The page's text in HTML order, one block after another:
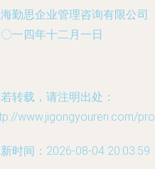
勤思企业管理咨询有限公司
一四年十二月一日
转载，请注明出处：
www.jigongyouren.com/
时间：2026-08-04 20:03:59